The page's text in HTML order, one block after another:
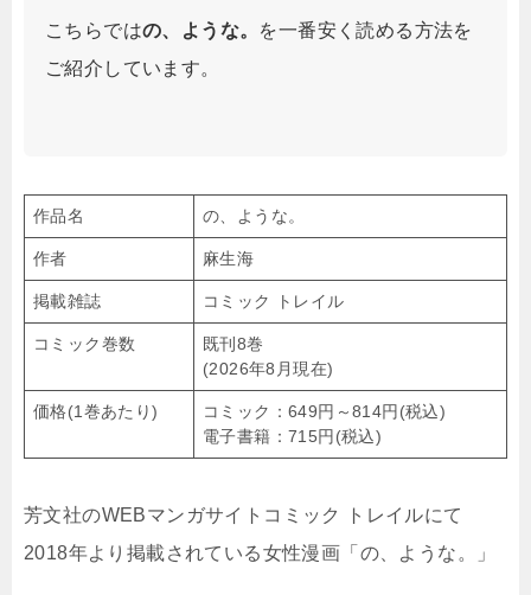
こちらではの、ような。 を一番安く読める方法を
ご紹介しています。
作品名 の、ような。
作者 麻生海
掲載雑誌 コミック トレイル
コミック巻数
既刊8巻
(2026年8月現在)
価格(1巻あたり)
コミック：649円～814円(税込)
電子書籍：715円(税込)
芳文社のWEBマンガサイトコミック トレイルにて
2018年より掲載されている女性漫画「の、ような。」